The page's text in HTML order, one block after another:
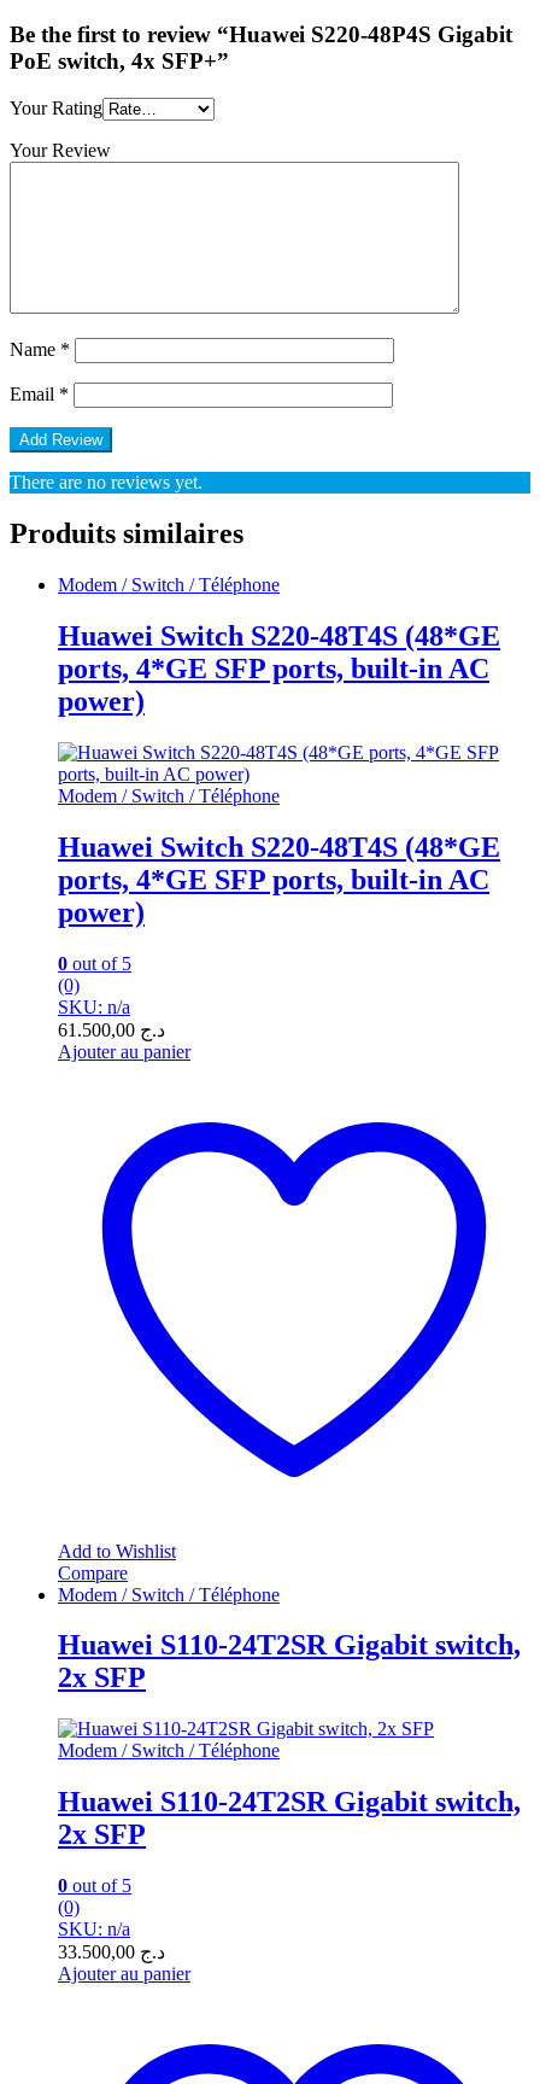
Be the first to review “Huawei S220-48P4S Gigabit
PoE switch, 4x SFP+”
Your Rating
Your Review
Name *
Email *
There are no reviews yet.
Produits similaires
Modem / Switch / Téléphone
Huawei Switch S220-48T4S (48*GE
ports, 4*GE SFP ports, built-in AC
power)
Modem / Switch / Téléphone
Huawei Switch S220-48T4S (48*GE
ports, 4*GE SFP ports, built-in AC
power)
0 out of 5
(0)
SKU: n/a
د.ج
Ajouter au panier
Add to Wishlist
Compare
Modem / Switch / Téléphone
Huawei S110-24T2SR Gigabit switch,
2x SFP
Modem / Switch / Téléphone
Huawei S110-24T2SR Gigabit switch,
2x SFP
0 out of 5
(0)
SKU: n/a
د.ج
Ajouter au panier